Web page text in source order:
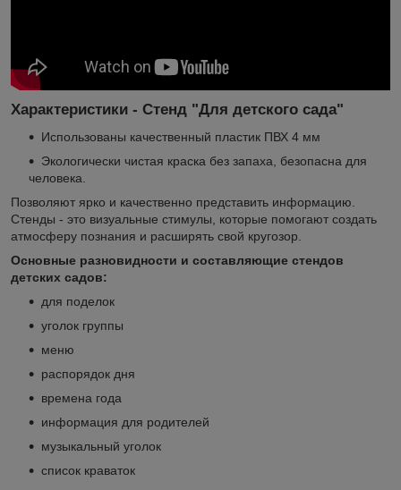
Характеристики - Стенд "Для детского сада"
Использованы качественный пластик ПВХ 4 мм
Экологически чистая краска без запаха, безопасна для
человека.
Позволяют ярко и качественно представить информацию.
Стенды - это визуальные стимулы, которые помогают создать
атмосферу познания и расширять свой кругозор.
Основные разновидности и составляющие стендов
детских садов:
для поделок
уголок группы
меню
распорядок дня
времена года
информация для родителей
музыкальный уголок
список краваток